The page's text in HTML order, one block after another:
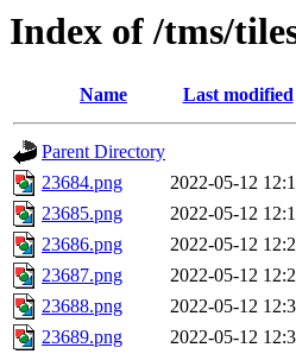
Index of /tms/
Name Last modified
Parent Directory
23684.png
2022-05-12
23685.png
2022-05-12
23686.png
2022-05-12
23687.png
2022-05-12
23688.png
2022-05-12
23689.png
2022-05-12